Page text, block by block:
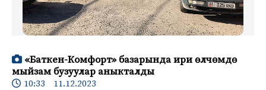
«Баткен-Комфорт» базарында ири өлчөмдө
мыйзам бузуулар аныкталды
10:33 11.12.2023